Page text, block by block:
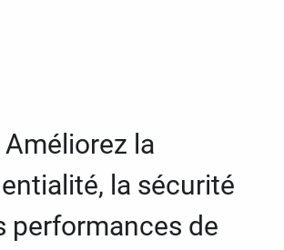
Améliorez la
la sécurité
performances de